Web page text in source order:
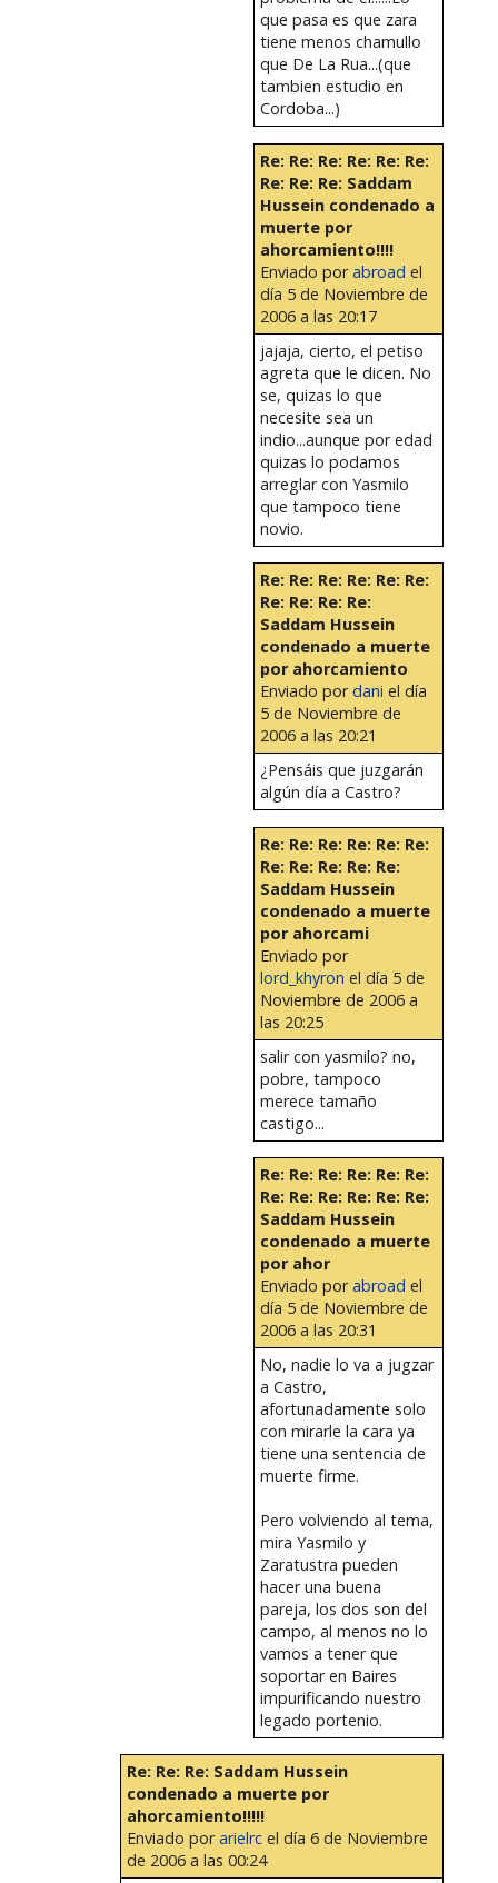
que pasa es que zara
tiene menos chamullo
que De La Rua...(que
tambien estudio en
Cordoba...)
Re: Re: Re: Re: Re: Re:
Re: Re: Re: Saddam
Hussein condenado a
muerte por
ahorcamiento!!!!
Enviado porabroad el
día 5 de Noviembre de
2006 a las 20:17
jajaja, cierto, el petiso
agreta que le dicen. No
se, quizas lo que
necesite sea un
indio...aunque por edad
quizas lo podamos
arreglar con Yasmilo
que tampoco tiene
novio.
Re: Re: Re: Re: Re: Re:
Re: Re: Re: Re:
Saddam Hussein
condenado a muerte
por ahorcamiento
Enviado pordani el día
5 de Noviembre de
2006 a las 20:21
¿Pensáis que juzgarán
algún día a Castro?
Re: Re: Re: Re: Re: Re:
Re: Re: Re: Re: Re:
Saddam Hussein
condenado a muerte
por ahorcami
Enviado por
lord_khyron el día 5 de
Noviembre de 2006 a
las 20:25
salir con yasmilo? no,
pobre, tampoco
merece tamaño
castigo...
Re: Re: Re: Re: Re: Re:
Re: Re: Re: Re: Re: Re:
Saddam Hussein
condenado a muerte
por ahor
Enviado porabroad el
día 5 de Noviembre de
2006 a las 20:31
No, nadie lo va a jugzar
a Castro,
afortunadamente solo
con mirarle la cara ya
tiene una sentencia de
muerte firme.
Pero volviendo al tema,
mira Yasmilo y
Zaratustra pueden
hacer una buena
pareja, los dos son del
campo, al menos no lo
vamos a tener que
soportar en Baires
impurificando nuestro
legado portenio.
Re: Re: Re: Saddam Hussein
condenado a muerte por
ahorcamiento!!!!!
Enviado porarielrcel día 6 de Noviembre
de 2006 a las 00:24